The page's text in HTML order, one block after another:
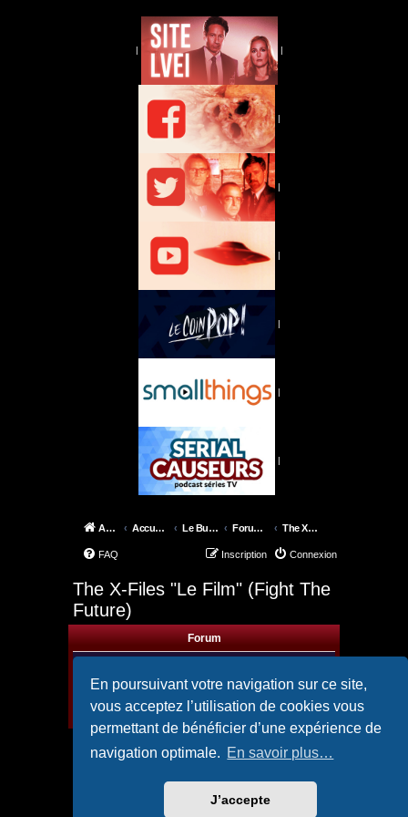
En poursuivant votre navigation sur ce site,
vous acceptez l’utilisation de cookies vous
permettant de bénéficier d’une expérience de
navigation optimale. En savoir plus…
J’accepte
| |
|
|
|
|
|
|
Accueil Accueil du forum Le Bureau des X-Files Forum Films The X-Files "Le Film" (Fight The Future)
FAQ Connexion
Inscription
The X-Files "Le Film" (Fight The
Future)
Forum
Future)
Forum fight-the future
Modérateurs : Spooky.,LeMartien
Guigui
Sujets :7
Aller
Accueil du forum